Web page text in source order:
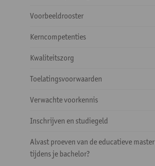
Voorbeeldrooster
Kerncompetenties
Kwaliteitszorg
Toelatingsvoorwaarden
Verwachte voorkennis
Inschrijven en studiegeld
Alvast proeven van de educatieve master
tijdens je bachelor?